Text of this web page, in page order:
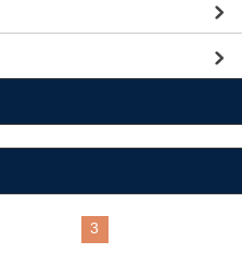
3